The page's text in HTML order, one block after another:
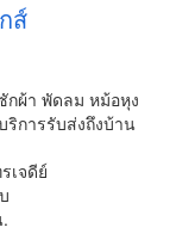
ส์
กผ้า พัดลม หม้อหุง
ริการรับส่งถึงบ้าน
เจดีย์